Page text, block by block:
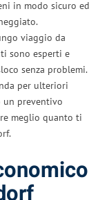
in modo sicuro ed
viaggio da
sono esperti e
senza problemi.
per ulteriori
un preventivo
meglio quanto ti